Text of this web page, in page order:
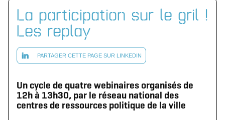
La participation sur le gril !
Les replay
PARTAGER CETTE PAGE SUR LINKEDIN
Un cycle de quatre webinaires organisés de
12h à 13h30, par le réseau national des
centres de ressources politique de la ville